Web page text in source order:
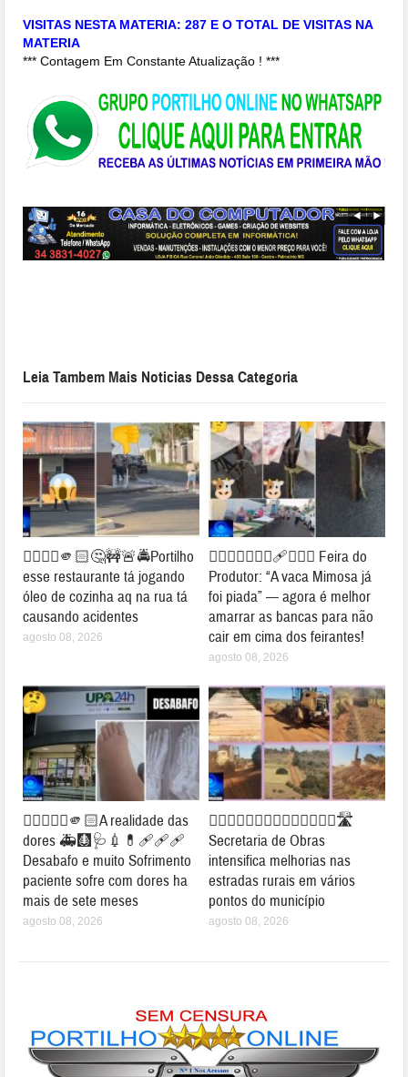
VISITAS NESTA MATERIA: 287 E O TOTAL DE VISITAS NA
MATERIA
*** Contagem Em Constante Atualização ! ***
Leia Tambem Mais Noticias Dessa Categoria
👉🏻👎🏻🫵🏻🤔🚧🚨🚔Portilho
esse restaurante tá jogando
óleo de cozinha aq na rua tá
causando acidentes
agosto 08, 2026
👉🏻🐮⛺🚧👎🏻🩹🤔🐄⛺ Feira do
Produtor: “A vaca Mimosa já
foi piada” — agora é melhor
amarrar as bancas para não
cair em cima dos feirantes!
agosto 08, 2026
👉🏻👎🏻🤔🫵🏻A realidade das
dores 🚑🩻🩺💉💊🩹🩹🩹
Desabafo e muito Sofrimento
paciente sofre com dores ha
mais de sete meses
agosto 08, 2026
👉🏻🚧👍🏻👏🏻🤝✍🏻👏🏻👏🏻🛣️
Secretaria de Obras
intensifica melhorias nas
estradas rurais em vários
pontos do município
agosto 08, 2026